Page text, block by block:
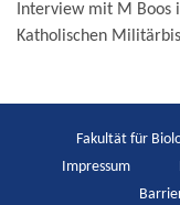
Interview mit M Boos
Katholischen
Fakultät für
Impressum